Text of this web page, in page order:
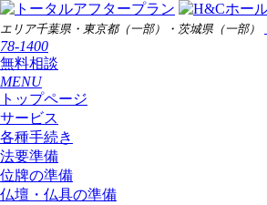
エリア千葉県・東京都（一部）・茨城県（一部）
78-1400
無料相談
MENU
トップページ
サービス
各種手続き
法要準備
位牌の準備
仏壇・仏具の準備